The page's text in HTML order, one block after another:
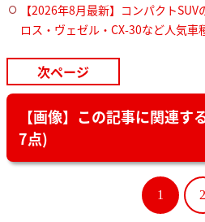
【2026年8月最新】コンパクト
ロス・ヴェゼル・CX-30など人気車
次ページ
【画像】この記事に関連す
7点)
1 2